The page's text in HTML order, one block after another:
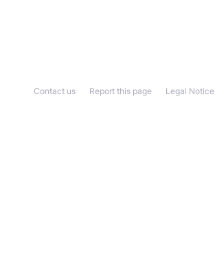
Legal Notice
Report this page
Contact us